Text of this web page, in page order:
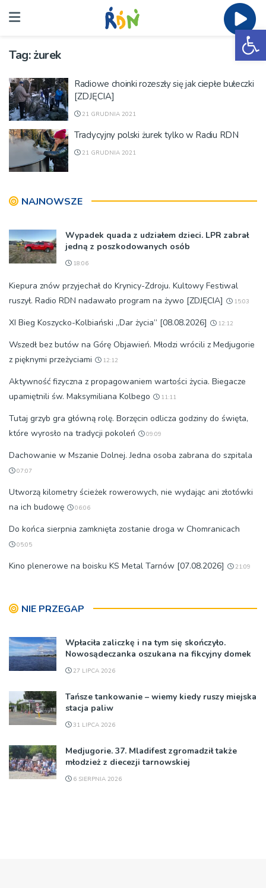
Tag:żurek
Radiowe choinki rozeszły się jak ciepłe bułeczki
[ZDJĘCIA]
21 GRUDNIA 2021
Tradycyjny polski żurek tylko w Radiu RDN
21 GRUDNIA 2021
NAJNOWSZE
Wypadek quada z udziałem dzieci. LPR zabrał
jedną z poszkodowanych osób
18:06
Kiepura znów przyjechał do Krynicy-Zdroju. Kultowy Festiwal
ruszył. Radio RDN nadawało program na żywo [ZDJĘCIA]
15:03
XI Bieg Koszycko-Kolbiański „Dar życia” [08.08.2026] 12:12
Wszedł bez butów na Górę Objawień. Młodzi wrócili z Medjugorie
z pięknymi przeżyciami
12:12
Aktywność fizyczna z propagowaniem wartości życia. Biegacze
upamiętnili św. Maksymiliana Kolbego
11:11
Tutaj grzyb gra główną rolę. Borzęcin odlicza godziny do święta,
które wyrosło na tradycji pokoleń
09:09
Dachowanie w Mszanie Dolnej. Jedna osoba zabrana do szpitala
07:07
Utworzą kilometry ścieżek rowerowych, nie wydając ani złotówki
na ich budowę
06:06
Do końca sierpnia zamknięta zostanie droga w Chomranicach
05:05
Kino plenerowe na boisku KS Metal Tarnów [07.08.2026] 21:09
NIE PRZEGAP
Wpłaciła zaliczkę i na tym się skończyło.
Nowosądeczanka oszukana na fikcyjny domek
27 LIPCA 2026
Tańsze tankowanie – wiemy kiedy ruszy miejska
stacja paliw
31 LIPCA 2026
Medjugorie. 37. Mladifest zgromadził także
młodzież z diecezji tarnowskiej
6 SIERPNIA 2026